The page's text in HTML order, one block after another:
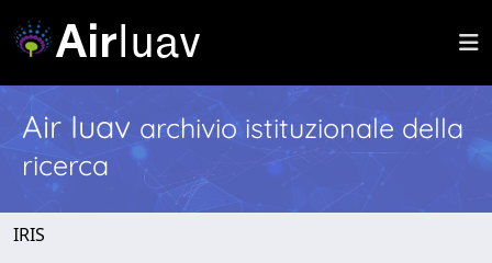
Air Iuav archivio istituzionale della
ricerca
IRIS